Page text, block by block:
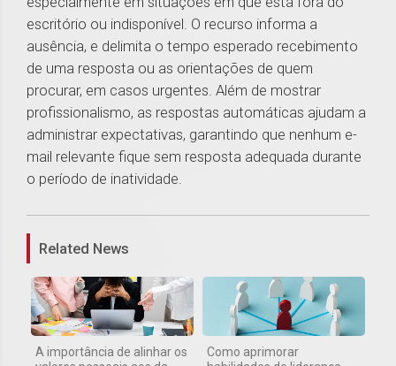
escritório ou indisponível. O recurso informa a
ausência, e delimita o tempo esperado recebimento
de uma resposta ou as orientações de quem
procurar, em casos urgentes. Além de mostrar
profissionalismo, as respostas automáticas ajudam a
administrar expectativas, garantindo que nenhum e-
mail relevante fique sem resposta adequada durante
o período de inatividade.
Related News
A importância de alinhar os
Como aprimorar